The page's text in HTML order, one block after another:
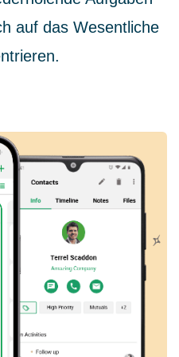
auf das Wesentliche